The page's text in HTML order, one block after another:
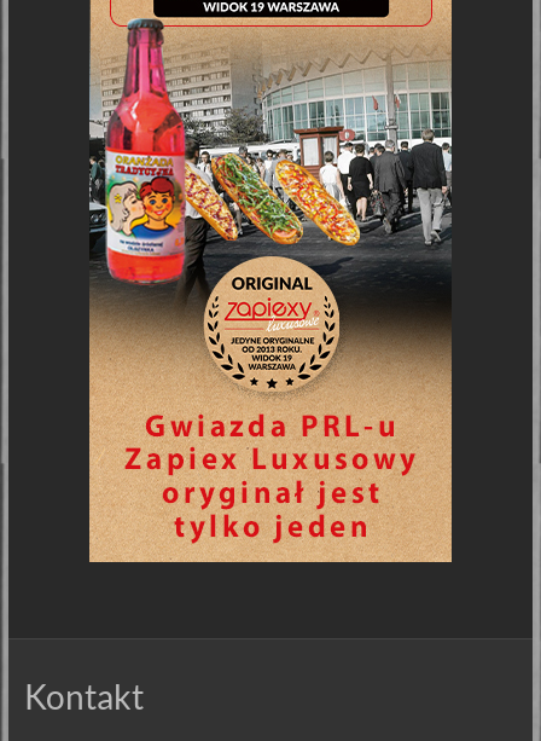
Kontakt